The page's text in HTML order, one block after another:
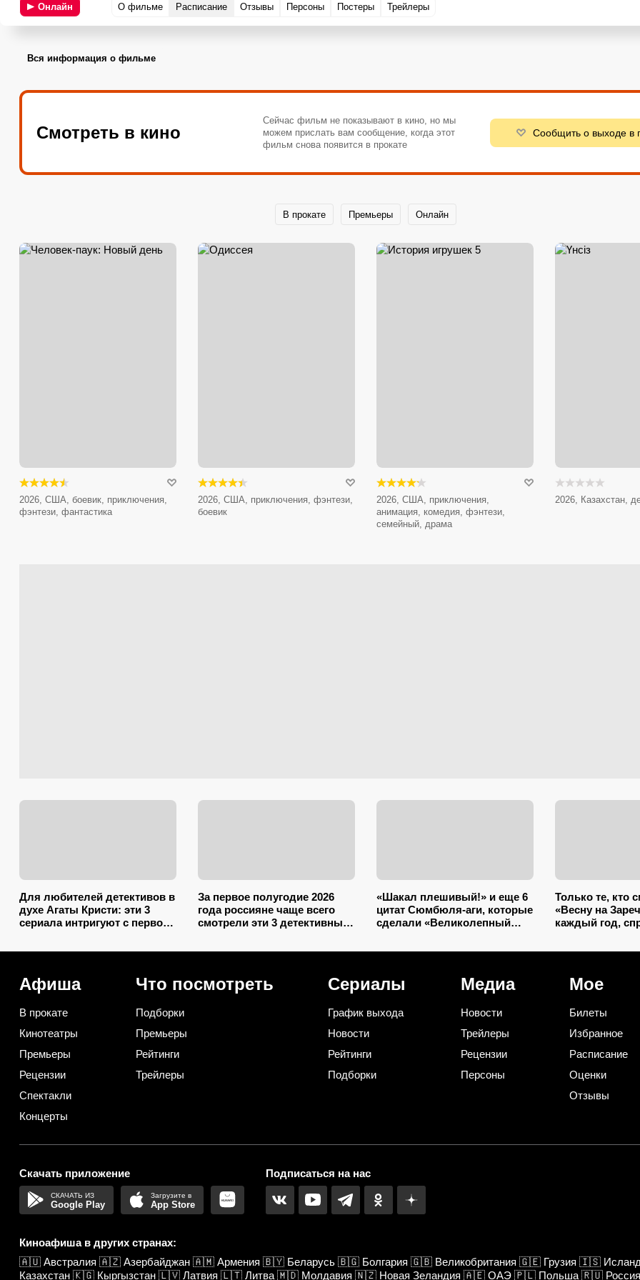
Онлайн О фильме Расписание Отзывы Персоны Постеры Трейлеры
Вся информация о фильме
Смотреть в кино
Сейчас фильм не показывают в кино, но мы
можем прислать вам сообщение, когда этот
фильм снова появится в прокате
Сообщить о выходе в
В прокате Премьеры Онлайн
2026, США, боевик, приключения,
фэнтези, фантастика
2026, США, приключения, фэнтези,
боевик
2026, США, приключения,
анимация, комедия, фэнтези,
семейный, драма
2026, Казахстан,
Для любителей детективов в
духе Агаты Кристи: эти 3
сериала интригуют с первой
За первое полугодие 2026
года россияне чаще всего
смотрели эти 3 детективных
«Шакал плешивый!» и еще 6
цитат Сюмбюля-аги, которые
сделали «Великолепный
Только те, кто
«Весну на
каждый год,
Афиша
В прокате
Кинотеатры
Премьеры
Рецензии
Спектакли
Концерты
Что посмотреть
Подборки
Премьеры
Рейтинги
Трейлеры
Сериалы
График выхода
Новости
Рейтинги
Подборки
Медиа
Новости
Трейлеры
Рецензии
Персоны
Мое
Билеты
Избранное
Расписание
Оценки
Отзывы
Скачать приложение
Google Play App Store
Подписаться на нас
Киноафиша в других странах:
🇦🇺 Австралия 🇦🇿 Азербайджан 🇦🇲 Армения 🇧🇾 Беларусь 🇧🇬 Болгария 🇬🇧 Великобритания 🇬🇪 Грузия 🇮🇸
Казахстан 🇰🇬 Кыргызстан 🇱🇻 Латвия 🇱🇹 Литва 🇲🇩 Молдавия 🇳🇿 Новая Зеландия 🇦🇪 ОАЭ 🇵🇱 Польша 🇷🇺 Россия